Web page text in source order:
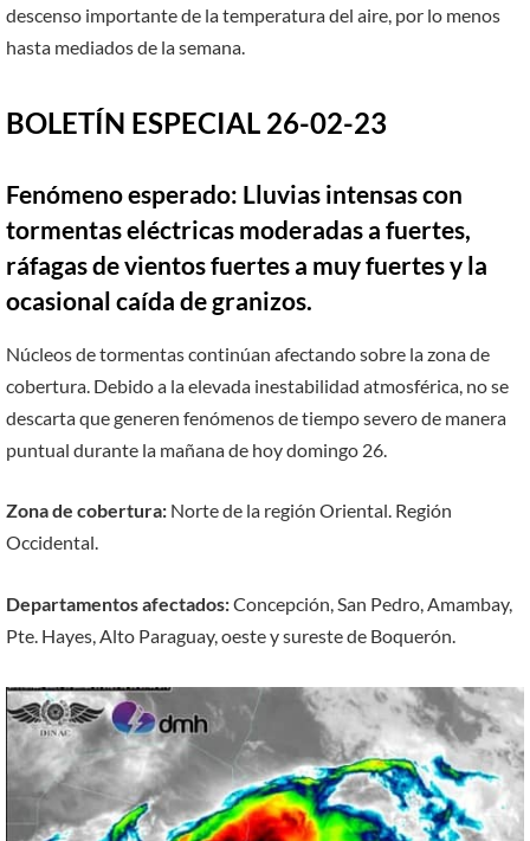
descenso importante de la temperatura del aire, por lo menos
hasta mediados de la semana.
BOLETÍN ESPECIAL 26-02-23
Fenómeno esperado: Lluvias intensas con
tormentas eléctricas moderadas a fuertes,
ráfagas de vientos fuertes a muy fuertes y la
ocasional caída de granizos.
Núcleos de tormentas continúan afectando sobre la zona de
cobertura. Debido a la elevada inestabilidad atmosférica, no se
descarta que generen fenómenos de tiempo severo de manera
puntual durante la mañana de hoy domingo 26.
Zona de cobertura: Norte de la región Oriental. Región
Occidental.
Departamentos afectados:Concepción, San Pedro, Amambay,
Pte. Hayes, Alto Paraguay, oeste y sureste de Boquerón.